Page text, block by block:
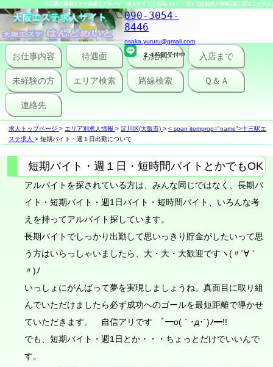
十三駅の風俗エステ高収入アルバイト求人サイト｜短期バイト・週１日出勤求人情報 [淀川区エステ求人]
090-3054-
8446
osaka.yururu@gmail.com
２４時間受付中
お仕事内容 待遇面 お給料 入店まで
未経験の方 エリア検索 路線検索 Ｑ＆Ａ
連絡先
求人トップページ > エリア別求人情報 > 淀川区(大阪市) > < span itemprop="name">十三駅エ
ステ求人 > 短期バイト・週１日出勤について
短期バイト・週１日・短時間バイトとかでもOK
アルバイトを探されている方は、みんな同じではなく、長期バ
イト・短期バイト・週1日バイト・短時間バイト、いろんな考
えを持ってアルバイト探しています。
長期バイトでしっかり出勤して思いっきり貯金がしたいって思
う方はいらっしゃいましたら、大・大・大歓迎ですヽ(〃´∀｀
〃)ﾉ
いっしょにがんばって夢を実現しましょうね。真面目に取り組
んでいただけましたら必ず成功へのゴールを最短距離で導かせ
ていただきます。 自信アリです ﾞ━o(｀･д･´)ﾉ━!!
でも、短期バイト・週1日とか・・・ちょっとだけでいいんで
す。